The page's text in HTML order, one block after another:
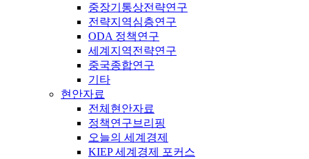
중장기통상전략연구
전략지역심층연구
ODA 정책연구
세계지역전략연구
중국종합연구
기타
현안자료
전체현안자료
정책연구브리핑
오늘의 세계경제
KIEP 세계경제 포커스